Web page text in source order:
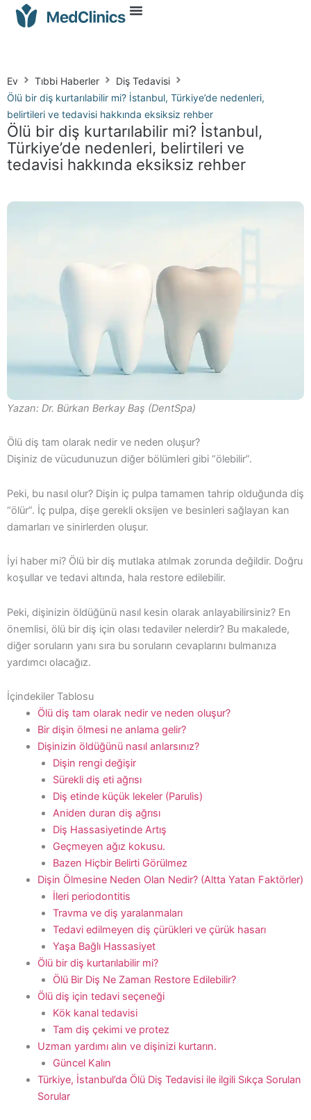
Ölü bir diş kurtarılabilir mi? İstanbul,
Türkiye’de nedenleri, belirtileri ve
tedavisi hakkında eksiksiz rehber
Ev Tıbbi Haberler
Diş Tedavisi
Ölü bir diş kurtarılabilir mi? İstanbul, Türkiye’de nedenleri,
belirtileri ve tedavisi hakkında eksiksiz rehber
Yazan: Dr. Bürkan Berkay Baş (DentSpa)
Ölü diş tam olarak nedir ve neden oluşur?
Dişiniz de vücudunuzun diğer bölümleri gibi “ölebilir”.
Peki, bu nasıl olur? Dişin iç pulpa tamamen tahrip olduğunda diş
“ölür”. İç pulpa, dişe gerekli oksijen ve besinleri sağlayan kan
damarları ve sinirlerden oluşur.
İyi haber mi? Ölü bir diş mutlaka atılmak zorunda değildir. Doğru
koşullar ve tedavi altında, hala restore edilebilir.
Peki, dişinizin öldüğünü nasıl kesin olarak anlayabilirsiniz? En
önemlisi, ölü bir diş için olası tedaviler nelerdir? Bu makalede,
diğer soruların yanı sıra bu soruların cevaplarını bulmanıza
yardımcı olacağız.
İçindekiler Tablosu
Ölü diş tam olarak nedir ve neden oluşur?
Bir dişin ölmesi ne anlama gelir?
Dişinizin öldüğünü nasıl anlarsınız?
Dişin rengi değişir
Sürekli diş eti ağrısı
Diş etinde küçük lekeler (Parulis)
Aniden duran diş ağrısı
Diş Hassasiyetinde Artış
Geçmeyen ağız kokusu.
Bazen Hiçbir Belirti Görülmez
Dişin Ölmesine Neden Olan Nedir? (Altta Yatan Faktörler)
İleri periodontitis
Travma ve diş yaralanmaları
Tedavi edilmeyen diş çürükleri ve çürük hasarı
Yaşa Bağlı Hassasiyet
Ölü bir diş kurtarılabilir mi?
Ölü Bir Diş Ne Zaman Restore Edilebilir?
Ölü diş için tedavi seçeneği
Kök kanal tedavisi
Tam diş çekimi ve protez
Uzman yardımı alın ve dişinizi kurtarın.
Güncel Kalın
Türkiye, İstanbul’da Ölü Diş Tedavisi ile ilgili Sıkça Sorulan
Sorular